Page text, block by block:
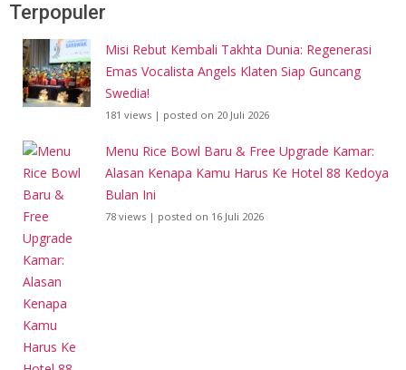
Terpopuler
Misi Rebut Kembali Takhta Dunia: Regenerasi
Emas Vocalista Angels Klaten Siap Guncang
Swedia!
181 views | posted on 20 Juli 2026
Menu Rice Bowl Baru & Free Upgrade Kamar:
Alasan Kenapa Kamu Harus Ke Hotel 88 Kedoya
Bulan Ini
78 views | posted on 16 Juli 2026